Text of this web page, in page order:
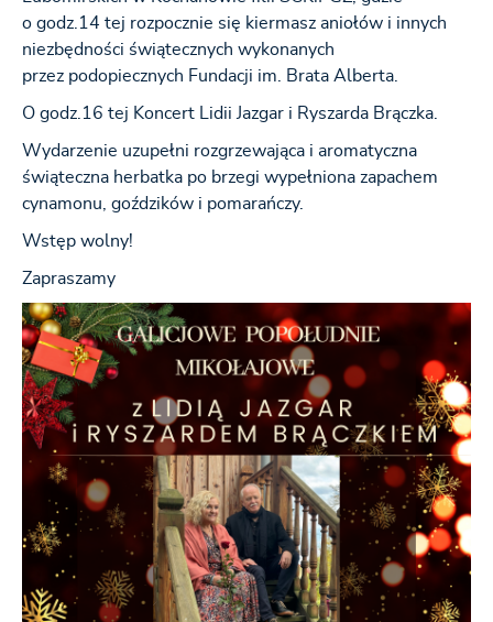
o godz.14 tej rozpocznie się kiermasz aniołów i innych
niezbędności świątecznych wykonanych
przez podopiecznych Fundacji im. Brata Alberta.
O godz.16 tej Koncert Lidii Jazgar i Ryszarda Brączka.
Wydarzenie uzupełni rozgrzewająca i aromatyczna
świąteczna herbatka po brzegi wypełniona zapachem
cynamonu, goździków i pomarańczy.
Wstęp wolny!
Zapraszamy